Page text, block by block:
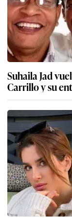
Suhaila Jad
Carrillo y su